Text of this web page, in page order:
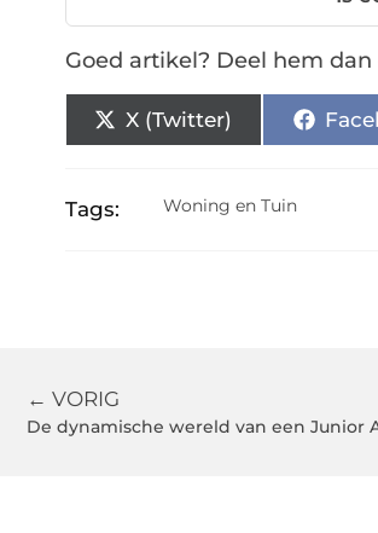
Goed artikel? Deel hem dan
X (Twitter)
Tags: Woning en Tuin
← VORIG
De dynamische wereld van een Junior